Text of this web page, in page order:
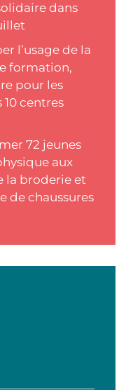
dans
l’usage de la
formation,
pour les
centres
72 jeunes
aux
la broderie et
de chaussures